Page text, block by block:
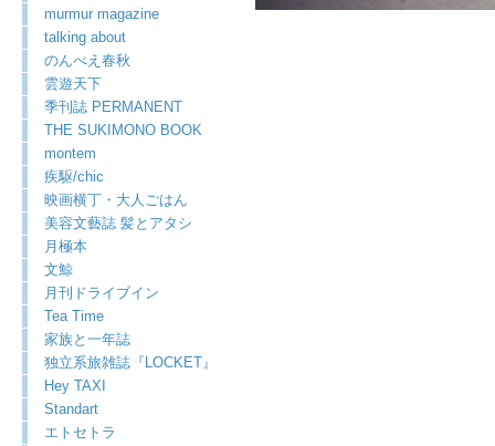
murmur magazine
talking about
のんべえ春秋
雲遊天下
季刊誌 PERMANENT
THE SUKIMONO BOOK
montem
疾駆/chic
映画横丁・大人ごはん
美容文藝誌 髪とアタシ
月極本
文鯨
月刊ドライブイン
Tea Time
家族と一年誌
独立系旅雑誌『LOCKET』
Hey TAXI
Standart
エトセトラ